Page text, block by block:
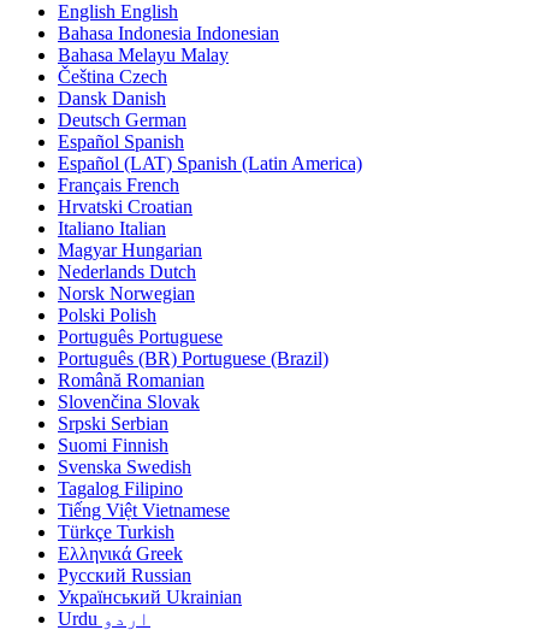
English English
Bahasa Indonesia Indonesian
Bahasa Melayu Malay
Čeština Czech
Dansk Danish
Deutsch German
Español Spanish
Español (LAT) Spanish (Latin America)
Français French
Hrvatski Croatian
Italiano Italian
Magyar Hungarian
Nederlands Dutch
Norsk Norwegian
Polski Polish
Português Portuguese
Português (BR) Portuguese (Brazil)
Română Romanian
Slovenčina Slovak
Srpski Serbian
Suomi Finnish
Svenska Swedish
Tagalog Filipino
Tiếng Việt Vietnamese
Türkçe Turkish
Ελληνικά Greek
Русский Russian
Український Ukrainian
اردو Urdu